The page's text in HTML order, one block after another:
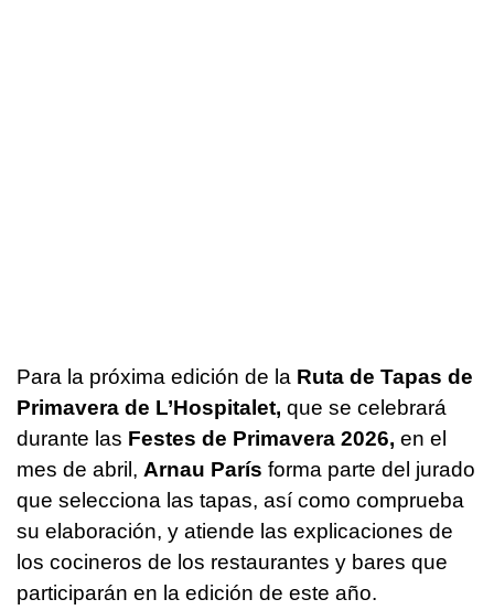
Para la próxima edición de la Ruta de Tapas de
Primavera de L’Hospitalet, que se celebrará
durante las Festes de Primavera 2026, en el
mes de abril, Arnau París forma parte del jurado
que selecciona las tapas, así como comprueba
su elaboración, y atiende las explicaciones de
los cocineros de los restaurantes y bares que
participarán en la edición de este año.